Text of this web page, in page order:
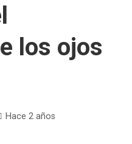
los ojos
Hace 2 años